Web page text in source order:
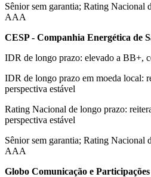
Sênior sem garantia; Rating Nacional
AAA
CESP - Companhia Energética de
IDR de longo prazo: elevado a BB+,
IDR de longo prazo em moeda local:
perspectiva estável
Rating Nacional de longo prazo:
perspectiva estável
Sênior sem garantia; Rating Nacional
AAA
Globo Comunicação e